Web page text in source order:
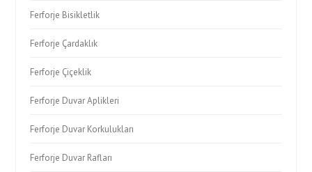
Ferforje Bisikletlik
Ferforje Çardaklık
Ferforje Çiçeklik
Ferforje Duvar Aplikleri
Ferforje Duvar Korkulukları
Ferforje Duvar Rafları